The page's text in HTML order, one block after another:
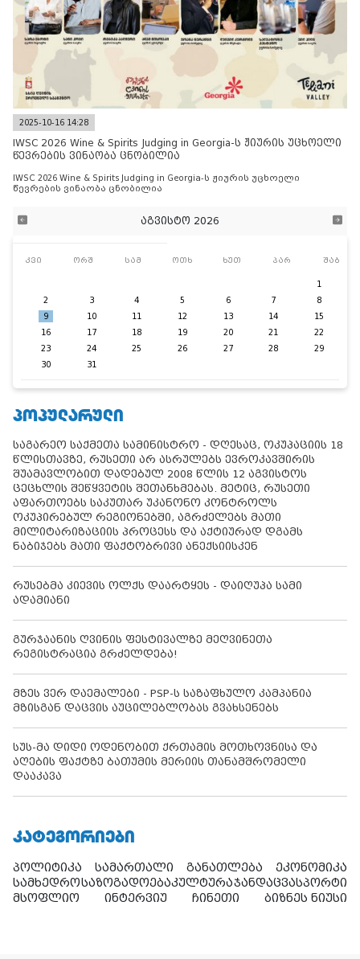
2025-10-16 14:28
IWSC 2026 Wine & Spirits Judging in Georgia-ს ჟიურის უცხოელი
წევრების ვინაობა ცნობილია
IWSC 2026 Wine & Spirits Judging in Georgia-ს ჟიურის უცხოელი
წევრების ვინაობა ცნობილია
აგვისტო 2026
კვი ორშ სამ ოთხ ხუთ პარ შაბ
1
2
3 4 5 6 7
8
9
10 11 12 13 14
15
16
17 18 19 20 21
22
23
24 25 26 27 28
29
30
31
ᲞᲝᲞᲣᲚᲐᲠᲣᲚᲘ
საგარეო საქმეთა სამინისტრო - დღესაც, ოკუპაციის 18
წლისთავზე, რუსეთი არ ასრულებს ევროკავშირის
შუამავლობით დადებულ 2008 წლის 12 აგვისტოს
ცეცხლის შეწყვეტის შეთანხმებას. მეტიც, რუსეთი
აფართოებს საკუთარ უკანონო კონტროლს
ოკუპირებულ რეგიონებში, აგრძელებს მათი
მილიტარიზაციის პროცესს და აქტიურად დგამს
ნაბიჯებს მათი ფაქტობრივი ანექსიისკენ
რუსებმა კიევის ოლქს დაარტყეს - დაიღუპა სამი
ადამიანი
გურჯაანის ღვინის ფესტივალზე მეღვინეთა
რეგისტრაცია გრძელდება!
მზეს ვერ დაემალები - PSP-ს საზაფხულო კამპანია
მზისგან დაცვის აუცილებლობას გვახსენებს
სუს-მა დიდი ოდენობით ქრთამის მოთხოვნისა და
აღების ფაქტზე ბათუმის მერიის თანამშრომელი
დააკავა
ᲙᲐᲢᲔᲒᲝᲠᲘᲔᲑᲘ
პოლიტიკა სამართალი განათლება
ეკონომიკა
სამხედროსაზოგადოებაკულტურაჯანდაცვასპორტი
მსოფლიო
ინტერვიუ ჩინეთი ბიზნეს ნიუსი